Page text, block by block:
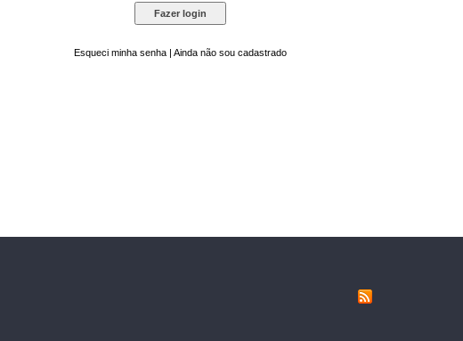
Esqueci minha senha | Ainda não sou cadastrado